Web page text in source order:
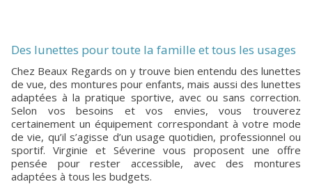
Des lunettes pour toute la famille et tous les usages
Chez Beaux Regards on y trouve bien entendu des lunettes
de vue, des montures pour enfants, mais aussi des lunettes
adaptées à la pratique sportive, avec ou sans correction.
Selon vos besoins et vos envies, vous trouverez
certainement un équipement correspondant à votre mode
de vie, qu’il s’agisse d’un usage quotidien, professionnel ou
sportif. Virginie et Séverine vous proposent une offre
pensée pour rester accessible, avec des montures
adaptées à tous les budgets.